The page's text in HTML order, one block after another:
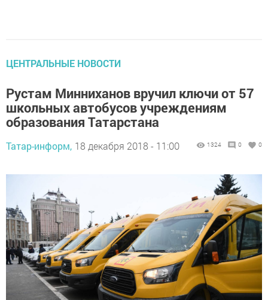
ЦЕНТРАЛЬНЫЕ НОВОСТИ
Рустам Минниханов вручил ключи от 57
школьных автобусов учреждениям
образования Татарстана
Татар-информ, 18 декабря 2018 - 11:00 1324 0 0